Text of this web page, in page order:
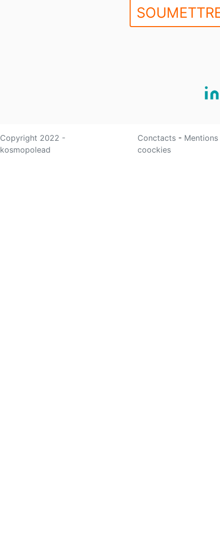
Copyright 2022 -
kosmopolead
Conctacts -
coockies